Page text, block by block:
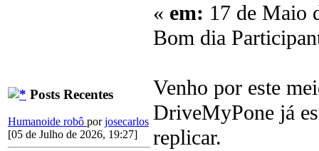
Posts Recentes
Humanoide robô porjosecarlos
[05 de Julho de 2026, 19:27]
« em: 17 de Maio
Bom dia
Venho por este
DriveMyPone já
replicar.